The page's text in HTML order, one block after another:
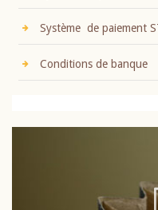
Système de paiement
Conditions de banque